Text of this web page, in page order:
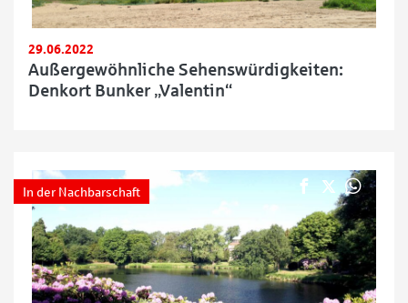
29.06.2022
Außergewöhnliche Sehenswürdigkeiten:
Denkort Bunker „Valentin“
In der Nachbarschaft